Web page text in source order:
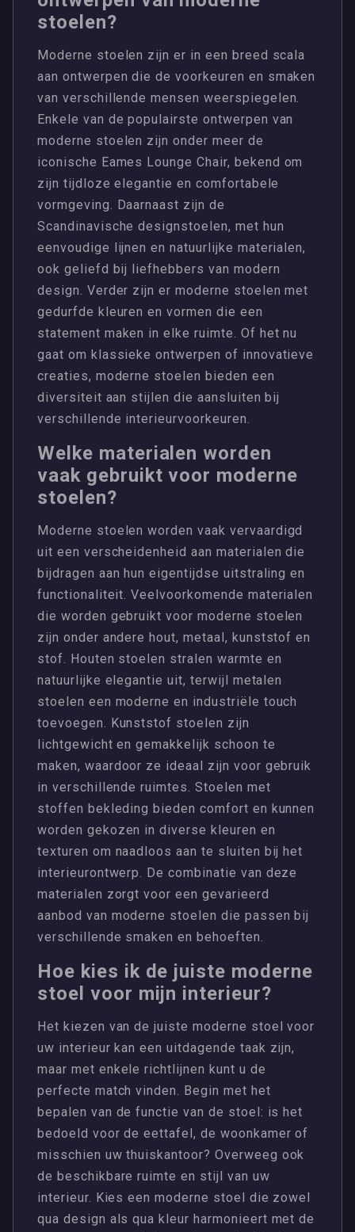
stoelen?
Moderne stoelen zijn er in een breed scala
aan ontwerpen die de voorkeuren en smaken
van verschillende mensen weerspiegelen.
Enkele van de populairste ontwerpen van
moderne stoelen zijn onder meer de
iconische Eames Lounge Chair, bekend om
zijn tijdloze elegantie en comfortabele
vormgeving. Daarnaast zijn de
Scandinavische designstoelen, met hun
eenvoudige lijnen en natuurlijke materialen,
ook geliefd bij liefhebbers van modern
design. Verder zijn er moderne stoelen met
gedurfde kleuren en vormen die een
statement maken in elke ruimte. Of het nu
gaat om klassieke ontwerpen of innovatieve
creaties, moderne stoelen bieden een
diversiteit aan stijlen die aansluiten bij
verschillende interieurvoorkeuren.
Welke materialen worden
vaak gebruikt voor moderne
stoelen?
Moderne stoelen worden vaak vervaardigd
uit een verscheidenheid aan materialen die
bijdragen aan hun eigentijdse uitstraling en
functionaliteit. Veelvoorkomende materialen
die worden gebruikt voor moderne stoelen
zijn onder andere hout, metaal, kunststof en
stof. Houten stoelen stralen warmte en
natuurlijke elegantie uit, terwijl metalen
stoelen een moderne en industriële touch
toevoegen. Kunststof stoelen zijn
lichtgewicht en gemakkelijk schoon te
maken, waardoor ze ideaal zijn voor gebruik
in verschillende ruimtes. Stoelen met
stoffen bekleding bieden comfort en kunnen
worden gekozen in diverse kleuren en
texturen om naadloos aan te sluiten bij het
interieurontwerp. De combinatie van deze
materialen zorgt voor een gevarieerd
aanbod van moderne stoelen die passen bij
verschillende smaken en behoeften.
Hoe kies ik de juiste moderne
stoel voor mijn interieur?
Het kiezen van de juiste moderne stoel voor
uw interieur kan een uitdagende taak zijn,
maar met enkele richtlijnen kunt u de
perfecte match vinden. Begin met het
bepalen van de functie van de stoel: is het
bedoeld voor de eettafel, de woonkamer of
misschien uw thuiskantoor? Overweeg ook
de beschikbare ruimte en stijl van uw
interieur. Kies een moderne stoel die zowel
qua design als qua kleur harmonieert met de